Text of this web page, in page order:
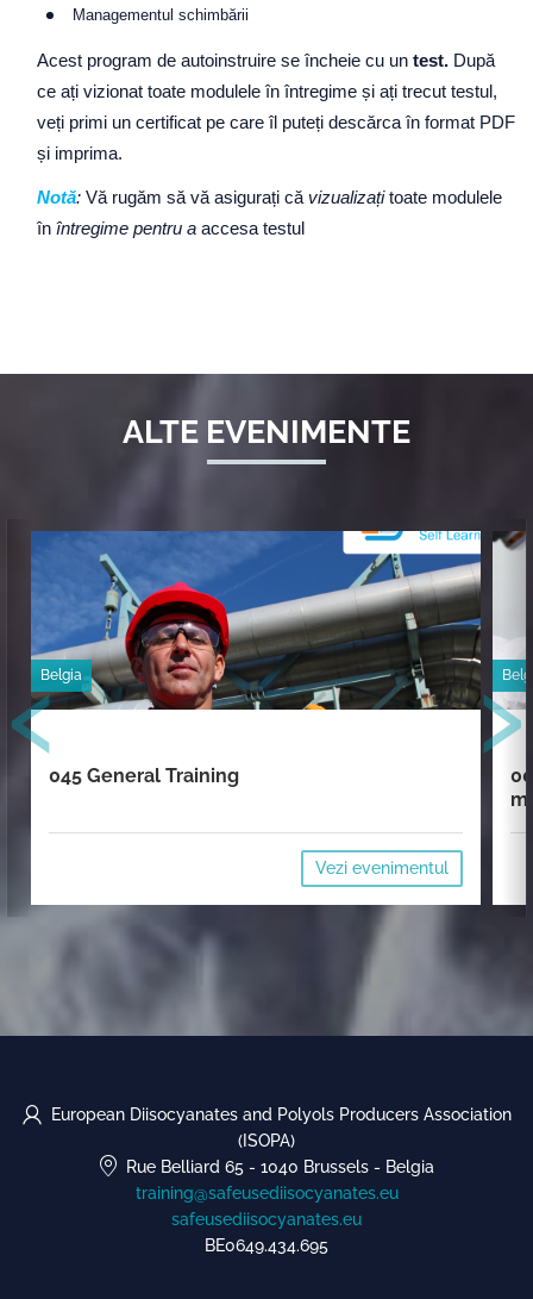
Managementul schimbării
Acest program de autoinstruire se încheie cu un test. După
ce ați vizionat toate modulele în întregime și ați trecut testul,
veți primi un certificat pe care îl puteți descărca în format PDF
și imprima.
Notă: Vă rugăm să vă asigurați că vizualizațitoate modulele
în întregime pentru a accesa testul
ALTE EVENIMENTE
Belgia
045 General Training
Vezi evenimentul
‹ ›
European Diisocyanates and Polyols Producers Association
(ISOPA)
Rue Belliard 65 - 1040 Brussels - Belgia
training@safeusediisocyanates.eu
safeusediisocyanates.eu
BE0649.434.695